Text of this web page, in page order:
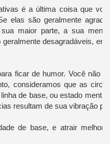
é a última coisa que
elas são geralmente
maior parte, a sua
desagradáveis,
ficar de humor. Você não
consideramos que as
de base, ou estado
resultam de sua vibração
de base, e atrair